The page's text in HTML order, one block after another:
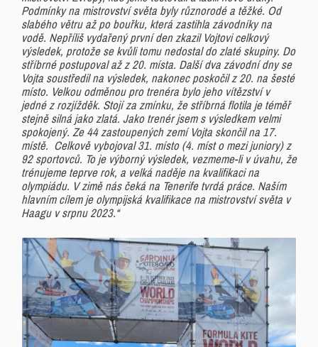
Podmínky na mistrovství světa byly různorodé a těžké. Od
slabého větru až po bouřku, která zastihla závodníky na
vodě. Nepříliš vydařený první den zkazil Vojtovi celkový
výsledek, protože se kvůli tomu nedostal do zlaté skupiny. Do
stříbrné postupoval až z 20. místa. Další dva závodní dny se
Vojta soustředil na výsledek, nakonec poskočil z 20. na šesté
místo. Velkou odměnou pro trenéra bylo jeho vítězství v
jedné z rozjížděk. Stojí za zmínku, že stříbrná flotila je téměř
stejně silná jako zlatá. Jako trenér jsem s výsledkem velmi
spokojený. Ze 44 zastoupených zemí Vojta skončil na 17.
místě. Celkově vybojoval 31. místo (4. míst o mezi juniory) z
92 sportovců. To je výborný výsledek, vezmeme-li v úvahu, že
trénujeme teprve rok, a velká naděje na kvalifikaci na
olympiádu. V zimě nás čeká na Tenerife tvrdá práce. Naším
hlavním cílem je olympijská kvalifikace na mistrovství světa v
Haagu v srpnu 2023.“